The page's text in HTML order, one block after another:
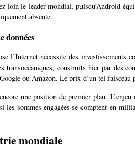
loin le leader mondial, puisqu’Android
absente.
données
l’Internet nécessite des investissements
transocéaniques, construits hier par des
ou Amazon. Le prix d’un tel
une position de premier plan.
les sommes engagées se comptent en
mondiale